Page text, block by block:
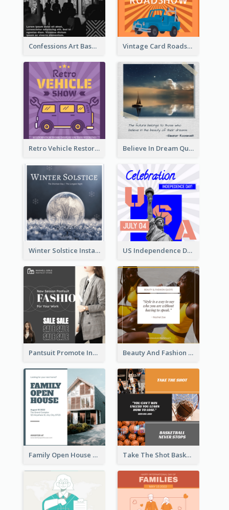
Confessions Art Basel Instagram Post Vintage Card Roadshow Instagram Post
Retro Vehicle Restoration Instagram Post Believe In Dream Quote Instagram Post
Winter Solstice Instagram Post US Independence Day Instagram Post
Pantsuit Promote Instagram Post Beauty And Fashion Inspirational Quote Instagram Post
Family Open House Registration Instagram Post Take The Shot Basketball Instagram Post